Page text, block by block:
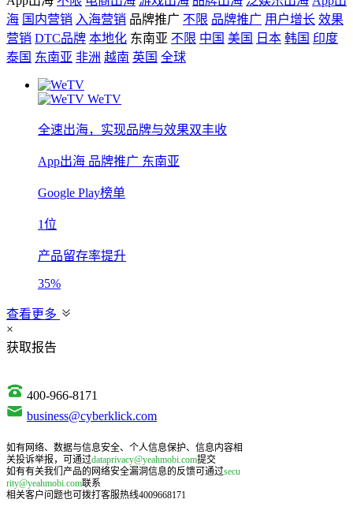
海 国内营销 入海营销 品牌推广 不限 品牌推广 用户增长 效果
营销 DTC品牌 本地化 东南亚 不限 中国 美国 日本 韩国 印度
泰国 东南亚 非洲 越南 英国 全球
WeTV
全速出海，实现品牌与效果双丰收
App出海 品牌推广 东南亚
Google Play榜单
1位
产品留存率提升
35%
查看更多
×
获取报告
400-966-8171
business@cyberklick.com
如有网络、数据与信息安全、个人信息保护、信息内容相
关投诉举报，可通过dataprivacy@yeahmobi.com提交
如有有关我们产品的网络安全漏洞信息的反馈可通过secu
rity@yeahmobi.com联系
相关客户问题也可拨打客服热线4009668171